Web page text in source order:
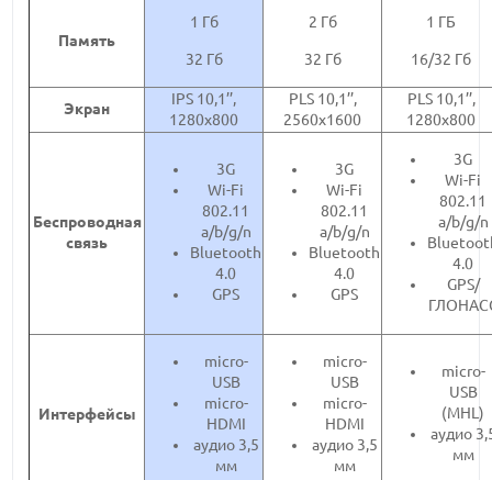
Память
1 Гб
32 Гб
2 Гб
32 Гб
1 ГБ
16/32 Гб
Экран
IPS 10,1’’,
1280x800
PLS 10,1’’,
2560x1600
PLS 10,1’’,
1280x800
Беспроводная
связь
3G
Wi-Fi
802.11
a/b/g/n
Bluetooth
4.0
GPS
3G
Wi-Fi
802.11
a/b/g/n
Bluetooth
4.0
GPS
3G
Wi-Fi
802.11
a/b/g/n
4.0
GPS/
Интерфейсы
micro-
USB
micro-
HDMI
аудио 3,5
мм
micro-
USB
micro-
HDMI
аудио 3,5
мм
micro-
USB
(MHL)
аудио
мм